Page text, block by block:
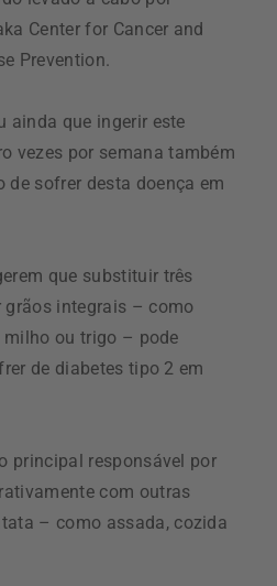
Center for Cancer and
Prevention.
ainda que ingerir este
vezes por semana também
de sofrer desta doença em
que substituir três
grãos integrais – como
ou trigo – pode
de diabetes tipo 2 em
principal responsável por
com outras
– como assada, cozida